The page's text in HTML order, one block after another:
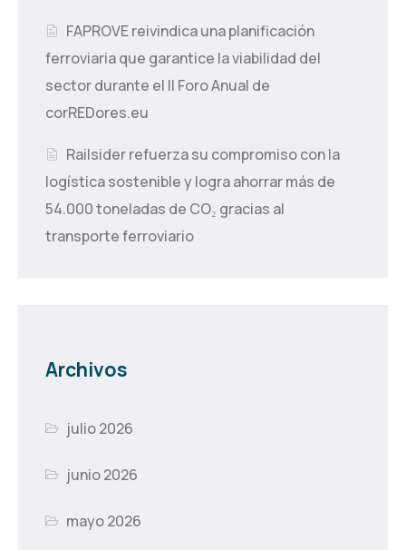
FAPROVE reivindica una planificación
ferroviaria que garantice la viabilidad del
sector durante el II Foro Anual de
corREDores.eu
Railsider refuerza su compromiso con la
logística sostenible y logra ahorrar más de
54.000 toneladas de CO₂ gracias al
transporte ferroviario
Archivos
julio 2026
junio 2026
mayo 2026